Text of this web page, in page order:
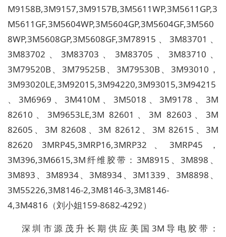
M9158B,3M9157,3M9157B,3M5611WP,3M5611GP,3
M5611GF,3M5604WP,3M5604GP,3M5604GF,3M560
8WP,3M5608GP,3M5608GF,3M78915 、3M83701、
3M83702、3M83703、3M83705、3M83710、
3M79520B、3M79525B、3M79530B、3M93010，
3M93020LE,3M92015,3M94220,3M93015,3M94215
、3M6969、3M410M、3M5018、3M9178、3M
82610、3M9653LE,3M 82601、3M 82603、3M
82605、3M 82608、3M 82612、3M 82615、3M
82620 3MRP45,3MRP16,3MRP32、3MRP45，
3M396,3M6615,3M纤维胶带：3M8915、3M898、
3M893、3M8934、3M8934、3M1339、3M8898、
3M55226,3M8146-2,3M8146-3,3M8146-
4,3M4816（刘小姐159-8682-4292）
深圳市源茂升长期供应美国 3M 导电胶带：